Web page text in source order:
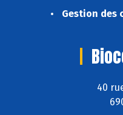
Gestion des
40